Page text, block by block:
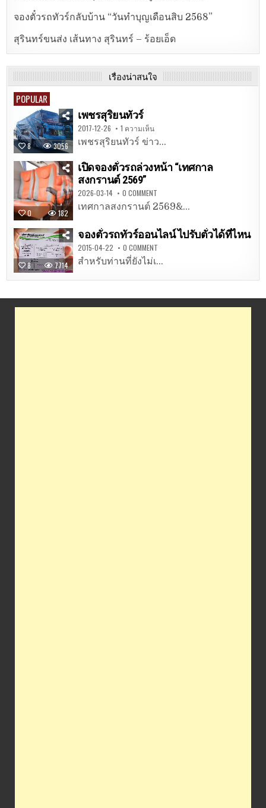
จองตั๋วรถทัวร์กลับบ้าน “วันทำบุญเดือนสิบ 2568”
สุรินทร์ขนส่ง เส้นทาง สุรินทร์ – ร้อยเอ็ด
เรื่องน่าสนใจ
POPULAR
8 3056
เพชรสุริยนทัวร์
2017-12-26 1 ความเห็น
เพชรสุริยนทัวร์ ข่าว...
0 182
เปิดจองตั๋วรถล่วงหน้า “เทศกาล
สงกรานต์ 2569”
2026-03-14 0 COMMENT
เทศกาลสงกรานต์ 2569&...
8 7714
จองตั๋วรถทัวร์ออนไลน์ ไปรับตั๋วได้ที่ไหน
2015-04-22 0 COMMENT
สำหรับท่านที่ยังไม่เ...